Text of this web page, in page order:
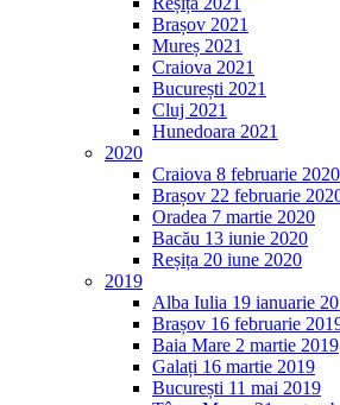
Brașov 2021
Mureș 2021
Craiova 2021
București 2021
Cluj 2021
Hunedoara 2021
2020
Craiova 8 februarie 2020
Brașov 22 februarie
Oradea 7 martie 2020
Bacău 13 iunie 2020
Reșița 20 iune 2020
2019
Alba Iulia 19 ianuarie
Brașov 16 februarie
Baia Mare 2 martie 2019
Galați 16 martie 2019
București 11 mai 2019